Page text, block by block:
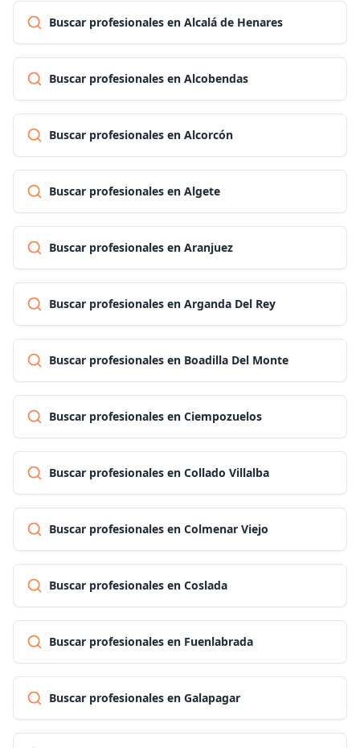
Buscar profesionales en Alcalá de Henares
Buscar profesionales en Alcobendas
Buscar profesionales en Alcorcón
Buscar profesionales en Algete
Buscar profesionales en Aranjuez
Buscar profesionales en Arganda Del Rey
Buscar profesionales en Boadilla Del Monte
Buscar profesionales en Ciempozuelos
Buscar profesionales en Collado Villalba
Buscar profesionales en Colmenar Viejo
Buscar profesionales en Coslada
Buscar profesionales en Fuenlabrada
Buscar profesionales en Galapagar